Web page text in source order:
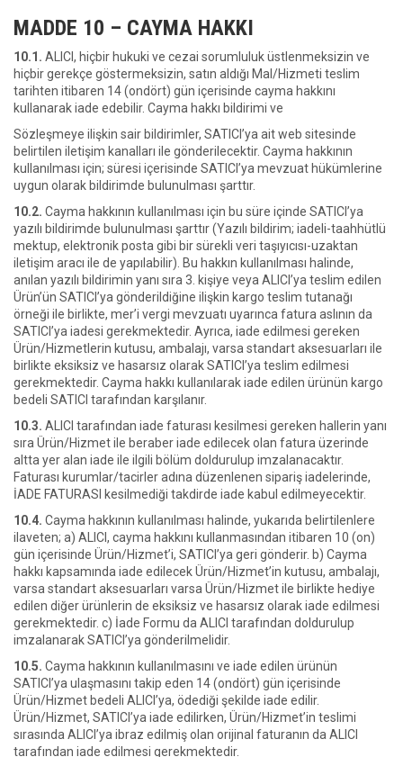
MADDE 10 – CAYMA HAKKI
10.1. ALICI, hiçbir hukuki ve cezai sorumluluk üstlenmeksizin ve
hiçbir gerekçe göstermeksizin, satın aldığı Mal/Hizmeti teslim
tarihten itibaren 14 (ondört) gün içerisinde cayma hakkını
kullanarak iade edebilir. Cayma hakkı bildirimi ve
Sözleşmeye ilişkin sair bildirimler, SATICI’ya ait web sitesinde
belirtilen iletişim kanalları ile gönderilecektir. Cayma hakkının
kullanılması için; süresi içerisinde SATICI’ya mevzuat hükümlerine
uygun olarak bildirimde bulunulması şarttır.
10.2. Cayma hakkının kullanılması için bu süre içinde SATICI’ya
yazılı bildirimde bulunulması şarttır (Yazılı bildirim; iadeli-taahhütlü
mektup, elektronik posta gibi bir sürekli veri taşıyıcısı-uzaktan
iletişim aracı ile de yapılabilir). Bu hakkın kullanılması halinde,
anılan yazılı bildirimin yanı sıra 3. kişiye veya ALICI’ya teslim edilen
Ürün’ün SATICI’ya gönderildiğine ilişkin kargo teslim tutanağı
örneği ile birlikte, mer’i vergi mevzuatı uyarınca fatura aslının da
SATICI’ya iadesi gerekmektedir. Ayrıca, iade edilmesi gereken
Ürün/Hizmetlerin kutusu, ambalajı, varsa standart aksesuarları ile
birlikte eksiksiz ve hasarsız olarak SATICI’ya teslim edilmesi
gerekmektedir. Cayma hakkı kullanılarak iade edilen ürünün kargo
bedeli SATICI tarafından karşılanır.
10.3. ALICI tarafından iade faturası kesilmesi gereken hallerin yanı
sıra Ürün/Hizmet ile beraber iade edilecek olan fatura üzerinde
altta yer alan iade ile ilgili bölüm doldurulup imzalanacaktır.
Faturası kurumlar/tacirler adına düzenlenen sipariş iadelerinde,
İADE FATURASI kesilmediği takdirde iade kabul edilmeyecektir.
10.4. Cayma hakkının kullanılması halinde, yukarıda belirtilenlere
ilaveten; a) ALICI, cayma hakkını kullanmasından itibaren 10 (on)
gün içerisinde Ürün/Hizmet’i, SATICI’ya geri gönderir. b) Cayma
hakkı kapsamında iade edilecek Ürün/Hizmet’in kutusu, ambalajı,
varsa standart aksesuarları varsa Ürün/Hizmet ile birlikte hediye
edilen diğer ürünlerin de eksiksiz ve hasarsız olarak iade edilmesi
gerekmektedir. c) İade Formu da ALICI tarafından doldurulup
imzalanarak SATICI’ya gönderilmelidir.
10.5. Cayma hakkının kullanılmasını ve iade edilen ürünün
SATICI’ya ulaşmasını takip eden 14 (ondört) gün içerisinde
Ürün/Hizmet bedeli ALICI’ya, ödediği şekilde iade edilir.
Ürün/Hizmet, SATICI’ya iade edilirken, Ürün/Hizmet’in teslimi
sırasında ALICI’ya ibraz edilmiş olan orijinal faturanın da ALICI
tarafından iade edilmesi gerekmektedir.